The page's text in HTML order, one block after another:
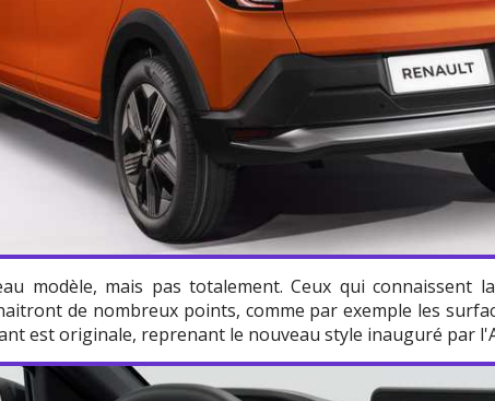
modèle, mais pas totalement. Ceux qui connaissent
de nombreux points, comme par exemple les
est originale, reprenant le nouveau style inauguré par